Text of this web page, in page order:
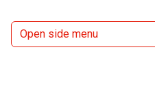
Open side menu